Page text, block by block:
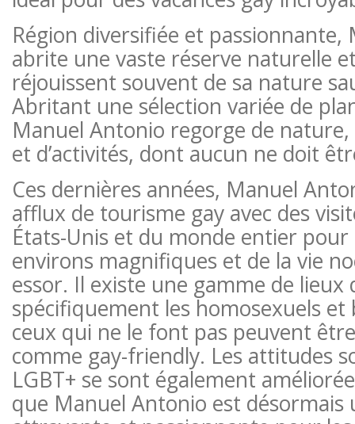
Région diversifiée et
abrite une vaste réserve naturelle
réjouissent souvent de sa nature
Abritant une sélection variée de
Manuel Antonio regorge de
et d’activités, dont aucun ne doit
Ces dernières années, Manuel
afflux de tourisme gay avec des
États-Unis et du monde entier
environs magnifiques et de la vie
essor. Il existe une gamme de lieux
spécifiquement les homosexuels
ceux qui ne le font pas peuvent
comme gay-friendly. Les attitudes
LGBT+ se sont également
que Manuel Antonio est désormais